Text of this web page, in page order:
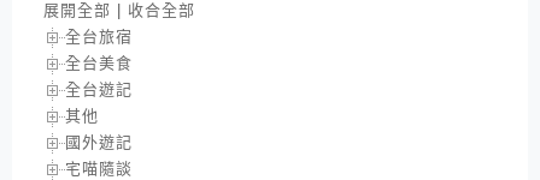
展開全部
收合全部
全台旅宿
全台美食
全台遊記
其他
國外遊記
宅喵隨談